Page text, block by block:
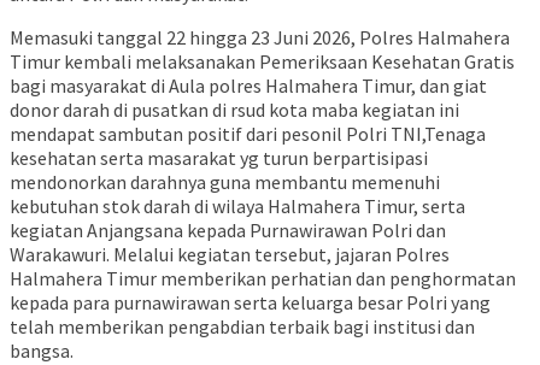
Memasuki tanggal 22 hingga 23 Juni 2026, Polres Halmahera
Timur kembali melaksanakan Pemeriksaan Kesehatan Gratis
bagi masyarakat di Aula polres Halmahera Timur, dan giat
donor darah di pusatkan di rsud kota maba kegiatan ini
mendapat sambutan positif dari pesonil Polri TNI,Tenaga
kesehatan serta masarakat yg turun berpartisipasi
mendonorkan darahnya guna membantu memenuhi
kebutuhan stok darah di wilaya Halmahera Timur, serta
kegiatan Anjangsana kepada Purnawirawan Polri dan
Warakawuri. Melalui kegiatan tersebut, jajaran Polres
Halmahera Timur memberikan perhatian dan penghormatan
kepada para purnawirawan serta keluarga besar Polri yang
telah memberikan pengabdian terbaik bagi institusi dan
bangsa.